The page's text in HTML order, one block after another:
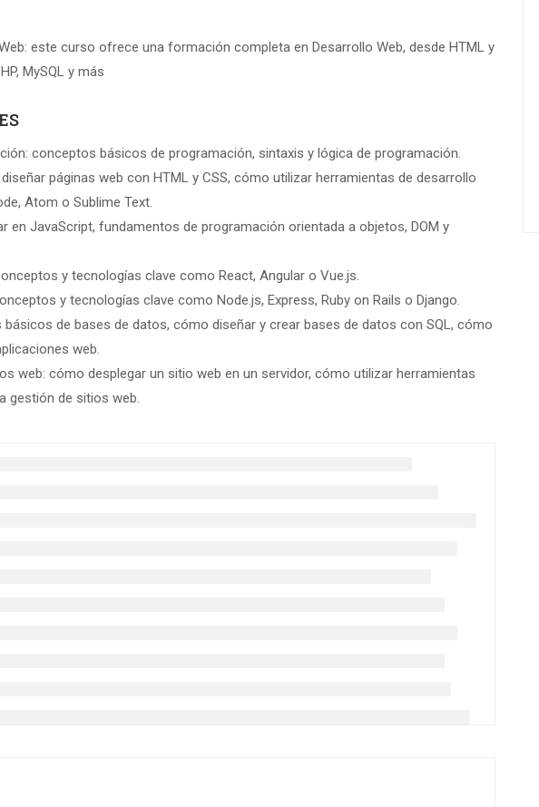
este curso ofrece una formación completa en Desarrollo Web, desde HTML y
MySQL y más
conceptos básicos de programación, sintaxis y lógica de programación.
páginas web con HTML y CSS, cómo utilizar herramientas de desarrollo
Atom o Sublime Text.
en JavaScript, fundamentos de programación orientada a objetos, DOM y
y tecnologías clave como React, Angular o Vue.js.
y tecnologías clave como Node.js, Express, Ruby on Rails o Django.
de bases de datos, cómo diseñar y crear bases de datos con SQL, cómo
web.
web: cómo desplegar un sitio web en un servidor, cómo utilizar herramientas
gestión de sitios web.